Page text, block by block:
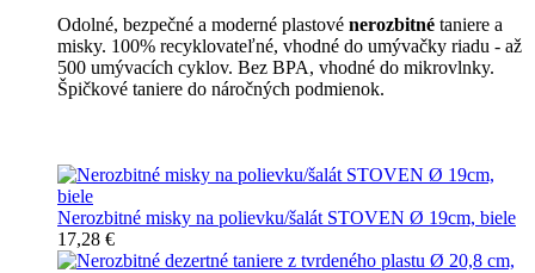
Odolné, bezpečné a moderné plastové nerozbitné taniere a
misky. 100% recyklovateľné, vhodné do umývačky riadu - až
500 umývacích cyklov. Bez BPA, vhodné do mikrovlnky.
Špičkové taniere do náročných podmienok.
Nerozbitné misky na polievku/šalát STOVEN Ø 19cm, biele
17,28 €